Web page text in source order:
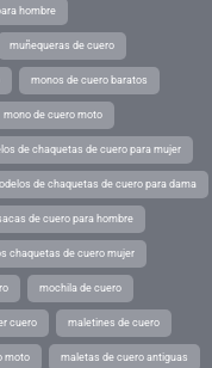
hombre
muñequeras de cuero
monos de cuero baratos
mono de cuero moto
de chaquetas de cuero para mujer
de chaquetas de cuero para dama
de cuero para hombre
chaquetas de cuero mujer
mochila de cuero
cuero maletines de cuero
moto maletas de cuero antiguas